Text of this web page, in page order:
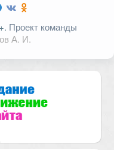
поля
Проект команды
А. И.